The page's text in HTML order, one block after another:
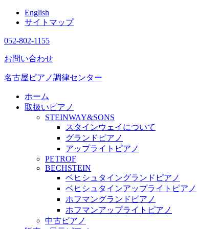
English
サイトマップ
052-802-1155
お問い合わせ
名古屋ピアノ調律センター
ホーム
取扱いピアノ
STEINWAY&SONS
スタインウェイについて
グランドピアノ
アップライトピアノ
PETROF
BECHSTEIN
ベヒシュタイングランドピアノ
ベヒシュタインアップライトピアノ
ホフマングランドピアノ
ホフマンアップライトピアノ
中古ピアノ